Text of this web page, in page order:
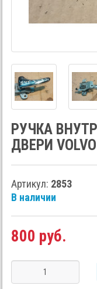
РУЧКА
ДВЕРИ
Артикул: 2853
В наличии
800 руб.